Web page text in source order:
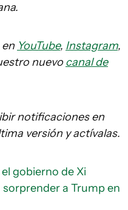
en YouTube, Instagram,
nuevo canal de
notificaciones en
versión y actívalas.
gobierno de Xi
a Trump en